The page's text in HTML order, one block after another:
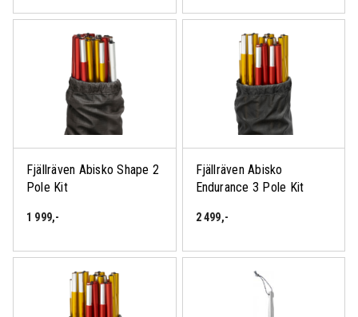
Fjällräven Abisko Shape 2
Pole Kit
1 999,-
Fjällräven Abisko
Endurance 3 Pole Kit
2 499,-